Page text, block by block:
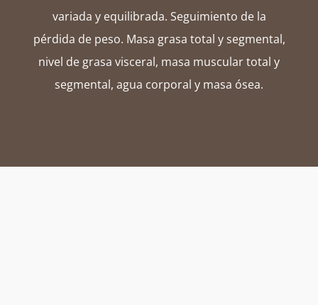
variada y equilibrada. Seguimiento de la
pérdida de peso. Masa grasa total y segmental,
nivel de grasa visceral, masa muscular total y
segmental, agua corporal y masa ósea.